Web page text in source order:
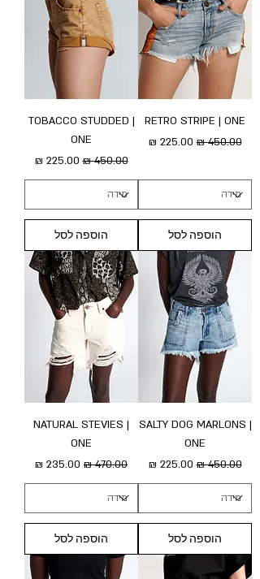
RETRO STRIPE | ONE
מחיר רגיל‏450.00 ‏₪ מחיר מבצע
הוספה לסל
TOBACCO STUDDED |
ONE
מחיר רגיל‏450.00 ‏₪ מחיר מבצע
הוספה לסל
SALTY DOG MARLONS |
ONE
מחיר רגיל‏450.00 ‏₪ מחיר מבצע
הוספה לסל
NATURAL STEVIES |
ONE
מחיר רגיל מחיר מבצע
הוספה לסל